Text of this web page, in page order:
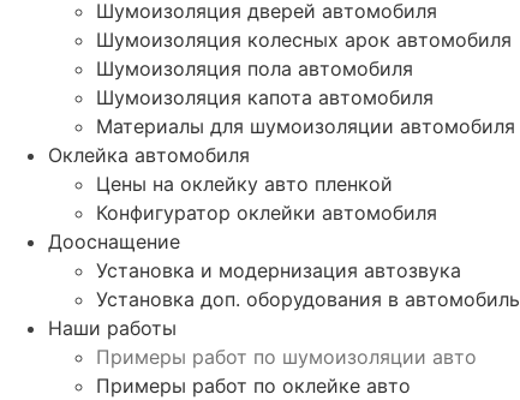
Шумоизоляция дверей автомобиля
Шумоизоляция колесных арок автомобиля
Шумоизоляция пола автомобиля
Шумоизоляция капота автомобиля
Материалы для шумоизоляции автомобиля
Оклейка автомобиля
Цены на оклейку авто пленкой
Конфигуратор оклейки автомобиля
Дооснащение
Установка и модернизация автозвука
Установка доп. оборудования в автомобиль
Наши работы
Примеры работ по шумоизоляции авто
Примеры работ по оклейке авто